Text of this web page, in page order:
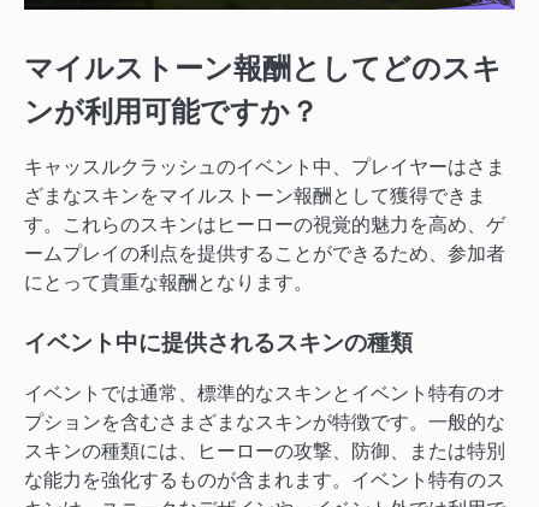
マイルストーン報酬としてどのスキ
ンが利用可能ですか？
キャッスルクラッシュのイベント中、プレイヤーはさま
ざまなスキンをマイルストーン報酬として獲得できま
す。これらのスキンはヒーローの視覚的魅力を高め、ゲ
ームプレイの利点を提供することができるため、参加者
にとって貴重な報酬となります。
イベント中に提供されるスキンの種類
イベントでは通常、標準的なスキンとイベント特有のオ
プションを含むさまざまなスキンが特徴です。一般的な
スキンの種類には、ヒーローの攻撃、防御、または特別
な能力を強化するものが含まれます。イベント特有のス